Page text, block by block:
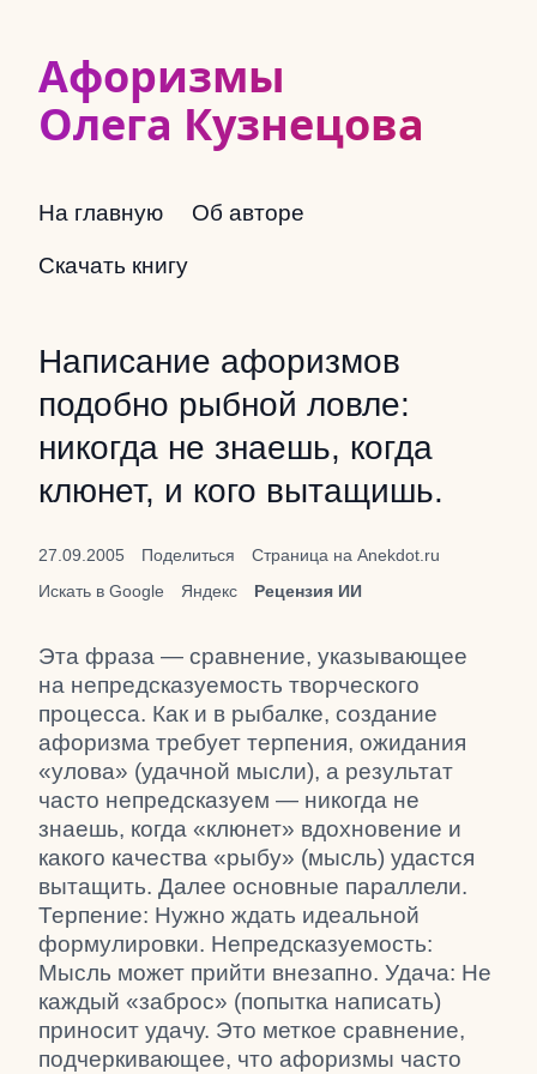
Афоризмы
Олега Кузнецова
На главную Об авторе
Скачать книгу
Написание афоризмов
подобно рыбной ловле:
никогда не знаешь, когда
клюнет, и кого вытащишь.
27.09.2005 Поделиться
Страница на Anekdot.ru
Искать в Google
Яндекс Рецензия ИИ
Эта фраза — сравнение, указывающее
на непредсказуемость творческого
процесса. Как и в рыбалке, создание
афоризма требует терпения, ожидания
«улова» (удачной мысли), а результат
часто непредсказуем — никогда не
знаешь, когда «клюнет» вдохновение и
какого качества «рыбу» (мысль) удастся
вытащить. Далее основные параллели.
Терпение: Нужно ждать идеальной
формулировки. Непредсказуемость:
Мысль может прийти внезапно. Удача: Не
каждый «заброс» (попытка написать)
приносит удачу. Это меткое сравнение,
подчеркивающее, что афоризмы часто